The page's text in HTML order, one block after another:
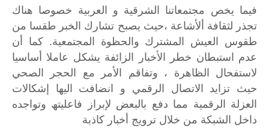
فیما یخص مجتمعاتنا الشرقیة و العربیة خصوصا ھناك
تجذر لثقافة ألأشاعة ،حیث یصبح تشارك الخبر طقسا من
طقوس العیش المشترك والحظوة المجتمعیة. كما أن
عدم استبطان خطر الأخبار الزائفة یشكل عاملا أساسیا
لاستفحال الظاھرة ، وتفاقم الأمر مع الحجر الصحي
حیث تزاید الاتصال الرقمي و انضافت الیھا إشكالات
العزلة الرقمیة مما دفع بالبعض لإبراز فاعلیتھ وتواجده
داخل الشبكة من خلال ترویج أخبار كاذبة